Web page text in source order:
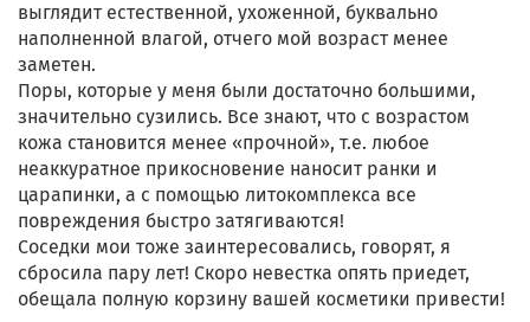
выглядит естественной, ухоженной, буквально
наполненной влагой, отчего мой возраст менее
заметен.
Поры, которые у меня были достаточно большими,
значительно сузились. Все знают, что с возрастом
кожа становится менее «прочной», т.е. любое
неаккуратное прикосновение наносит ранки и
царапинки, а с помощью литокомплекса все
повреждения быстро затягиваются!
Соседки мои тоже заинтересовались, говорят, я
сбросила пару лет! Скоро невестка опять приедет,
обещала полную корзину вашей косметики привести!